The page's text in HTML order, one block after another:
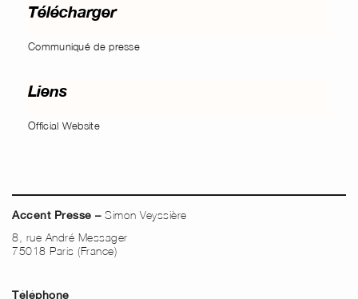
Télécharger
Communiqué de presse
Liens
Official Website
Accent Presse –Simon Veyssière
8, rue André Messager
75018 Paris (France)
Téléphone